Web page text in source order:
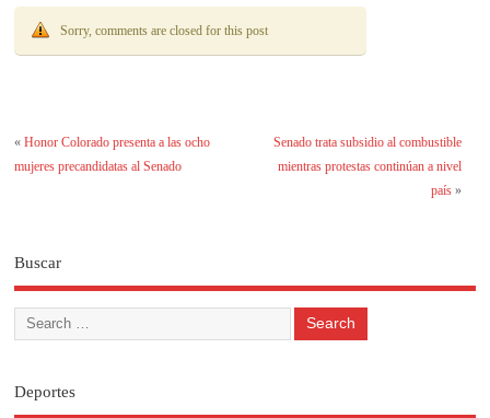
Sorry, comments are closed for this post
«Honor Colorado presenta a las ocho
mujeres precandidatas al Senado
Senado trata subsidio al combustible
mientras protestas continúan a nivel
país»
Buscar
Deportes